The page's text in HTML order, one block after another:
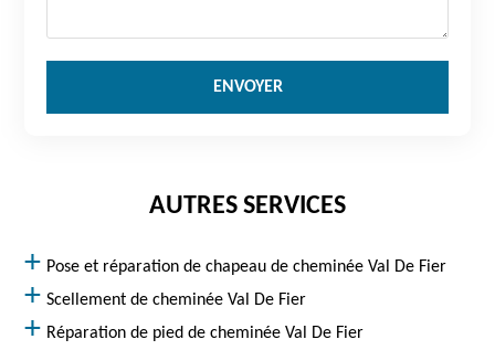
AUTRES SERVICES
Pose et réparation de chapeau de cheminée Val De Fier
Scellement de cheminée Val De Fier
Réparation de pied de cheminée Val De Fier